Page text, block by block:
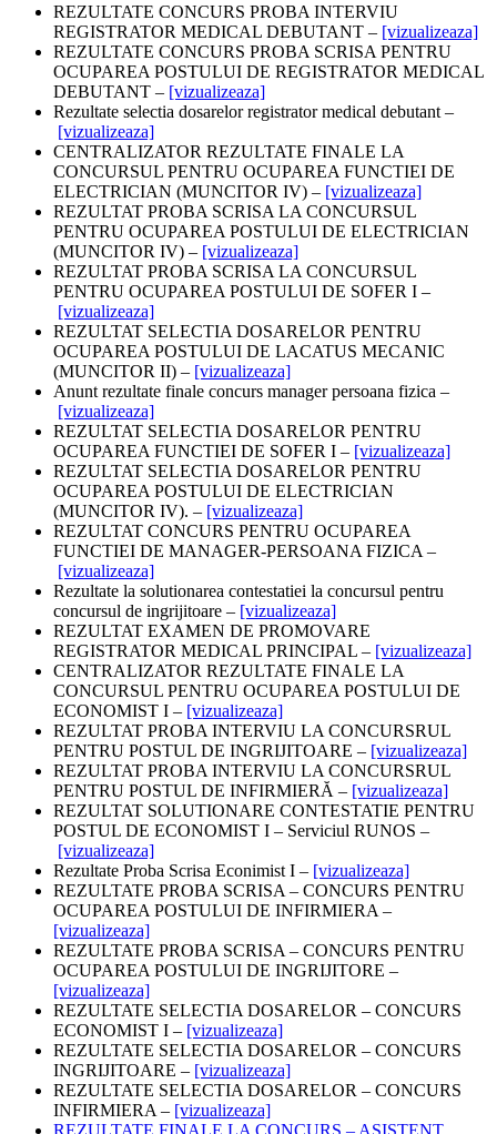
REZULTATE CONCURS PROBA INTERVIU
REGISTRATOR MEDICAL DEBUTANT – [vizualizeaza]
REZULTATE CONCURS PROBA SCRISA PENTRU
OCUPAREA POSTULUI DE REGISTRATOR MEDICAL
DEBUTANT – [vizualizeaza]
Rezultate selectia dosarelor registrator medical debutant –
[vizualizeaza]
CENTRALIZATOR REZULTATE FINALE LA
CONCURSUL PENTRU OCUPAREA FUNCTIEI DE
ELECTRICIAN (MUNCITOR IV) – [vizualizeaza]
REZULTAT PROBA SCRISA LA CONCURSUL
PENTRU OCUPAREA POSTULUI DE ELECTRICIAN
(MUNCITOR IV) – [vizualizeaza]
REZULTAT PROBA SCRISA LA CONCURSUL
PENTRU OCUPAREA POSTULUI DE SOFER I –
[vizualizeaza]
REZULTAT SELECTIA DOSARELOR PENTRU
OCUPAREA POSTULUI DE LACATUS MECANIC
(MUNCITOR II) – [vizualizeaza]
Anunt rezultate finale concurs manager persoana fizica –
[vizualizeaza]
REZULTAT SELECTIA DOSARELOR PENTRU
OCUPAREA FUNCTIEI DE SOFER I – [vizualizeaza]
REZULTAT SELECTIA DOSARELOR PENTRU
OCUPAREA POSTULUI DE ELECTRICIAN
(MUNCITOR IV). – [vizualizeaza]
REZULTAT CONCURS PENTRU OCUPAREA
FUNCTIEI DE MANAGER-PERSOANA FIZICA –
[vizualizeaza]
Rezultate la solutionarea contestatiei la concursul pentru
concursul de ingrijitoare – [vizualizeaza]
REZULTAT EXAMEN DE PROMOVARE
REGISTRATOR MEDICAL PRINCIPAL – [vizualizeaza]
CENTRALIZATOR REZULTATE FINALE LA
CONCURSUL PENTRU OCUPAREA POSTULUI DE
ECONOMIST I – [vizualizeaza]
REZULTAT PROBA INTERVIU LA CONCURSRUL
PENTRU POSTUL DE INGRIJITOARE – [vizualizeaza]
REZULTAT PROBA INTERVIU LA CONCURSRUL
PENTRU POSTUL DE INFIRMIERĂ – [vizualizeaza]
REZULTAT SOLUTIONARE CONTESTATIE PENTRU
POSTUL DE ECONOMIST I – Serviciul RUNOS –
[vizualizeaza]
Rezultate Proba Scrisa Econimist I – [vizualizeaza]
REZULTATE PROBA SCRISA – CONCURS PENTRU
OCUPAREA POSTULUI DE INFIRMIERA –
[vizualizeaza]
REZULTATE PROBA SCRISA – CONCURS PENTRU
OCUPAREA POSTULUI DE INGRIJITORE –
[vizualizeaza]
REZULTATE SELECTIA DOSARELOR – CONCURS
ECONOMIST I – [vizualizeaza]
REZULTATE SELECTIA DOSARELOR – CONCURS
INGRIJITOARE – [vizualizeaza]
REZULTATE SELECTIA DOSARELOR – CONCURS
INFIRMIERA – [vizualizeaza]
REZULTATE FINALE LA CONCURS – ASISTENT